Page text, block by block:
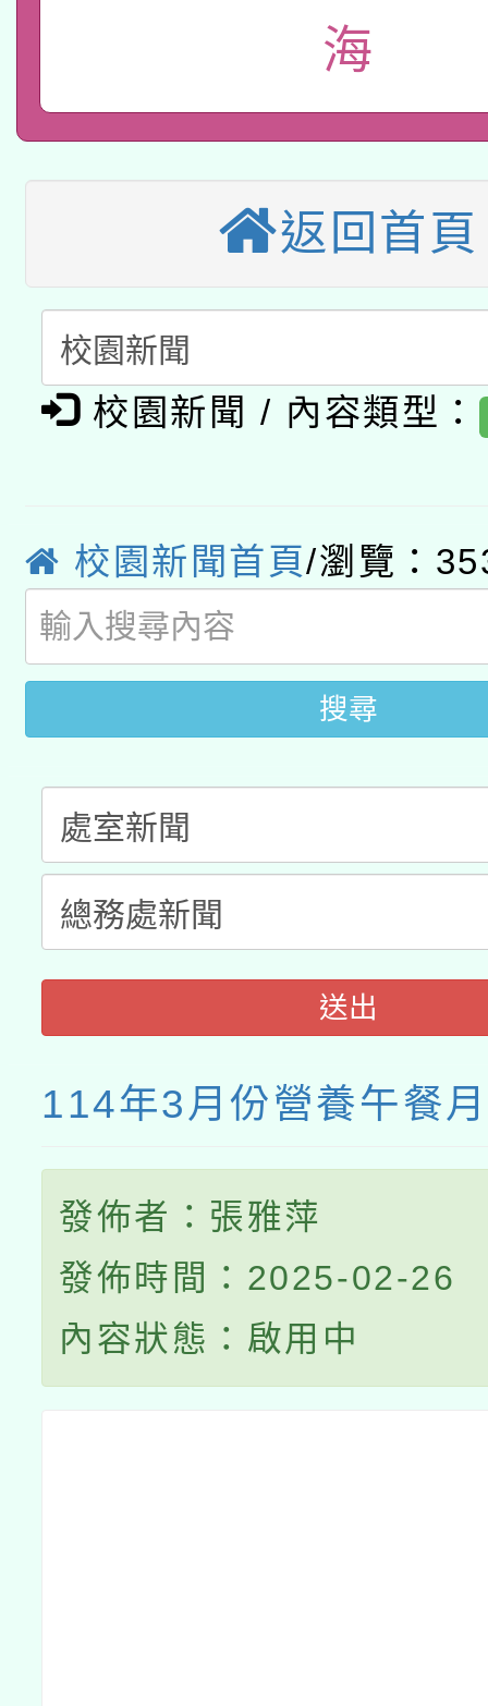
用水績優單位及節水達
桃園市孔廟祈福系列
2026年桃園地景藝術
本校115學年度第2次
招甄選結果公告(無人
適應運動共學行動站研
本館辦理115年度閱讀
暨閱讀推動專業研習
科技賦能─人工智慧
礎課程
A3數位素養講師名單
「數位內容與教學軟體
pilot」
有關大陸委員會函釋公
用水績優單位及節水達
動」
桃園市孔廟祈福系列
開 智慧啟航」
2026年桃園地景藝術
海
返回首頁
校園新聞 / 內容類型：
校園新聞首頁/瀏覽：
搜尋
送出
114年3月份營養午餐
發佈者：張雅萍
發佈時間：2025-02-26
內容狀態：啟用中